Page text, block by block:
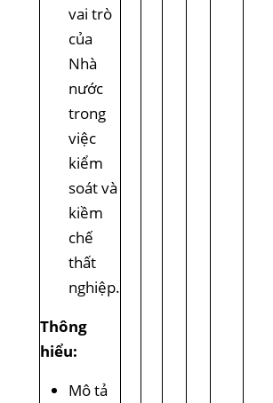
vai trò
của
Nhà
nước
trong
việc
kiểm
soát và
kiềm
chế
thất
nghiệp.
Thông
hiểu:
Mô tả